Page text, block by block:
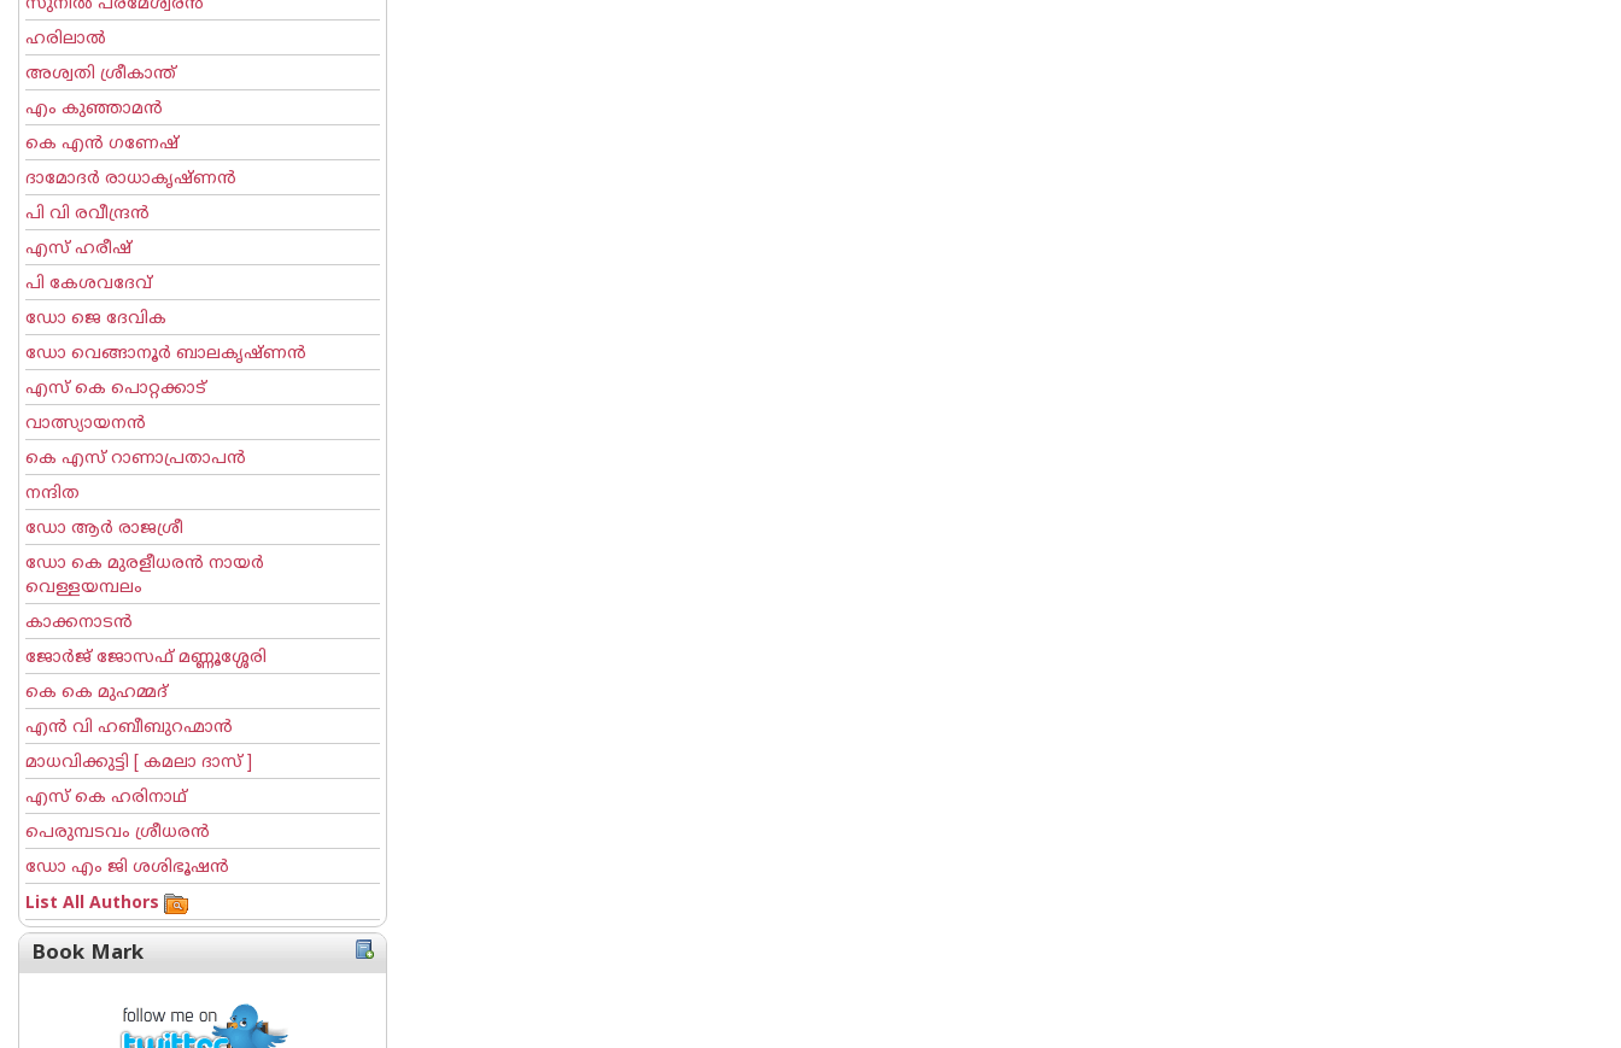
സുനില്‍ പരമേശ്വരന്‍
ഹരിലാല്‍
അശ്വതി ശ്രീകാന്ത്
എം കുഞ്ഞാമന്‍
കെ എന്‍ ഗണേഷ്
ദാമോദർ രാധാകൃഷ്ണൻ
പി വി രവീന്ദ്രന്‍
എസ് ഹരീഷ്
പി കേശവദേവ്‌
ഡോ ജെ ദേവിക
ഡോ വെങ്ങാനൂര്‍ ബാലകൃഷ്ണന്‍
എസ്‌ കെ പൊറ്റക്കാട്‌
വാത്സ്യായനന്‍
കെ എസ് റാണാപ്രതാപന്‍
നന്ദിത
ഡോ ആര്‍ രാജശ്രീ
ഡോ കെ മുരളീധരന്‍ നായര്‍
വെള്ളയമ്പലം
കാക്കനാടന്‍
ജോര്‍ജ് ജോസഫ് മണ്ണൂശ്ശേരി
കെ കെ മുഹമ്മദ്
എന്‍ വി ഹബീബുറഹ്മാന്‍
മാധവിക്കുട്ടി [ കമലാ ദാസ് ]
എസ് കെ ഹരിനാഥ്
പെരുമ്പടവം ശ്രീധര‌ന്‍
ഡോ എം ജി ശശിഭൂഷന്‍
List All Authors
Book Mark